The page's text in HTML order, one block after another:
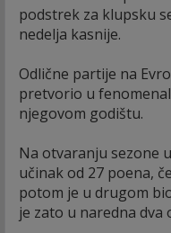
podstrek za klupsku
nedelja kasnije.
Odlične partije na
pretvorio u
njegovom godištu.
Na otvaranju sezone
učinak od 27 poena,
potom je u drugom
je zato u naredna dva